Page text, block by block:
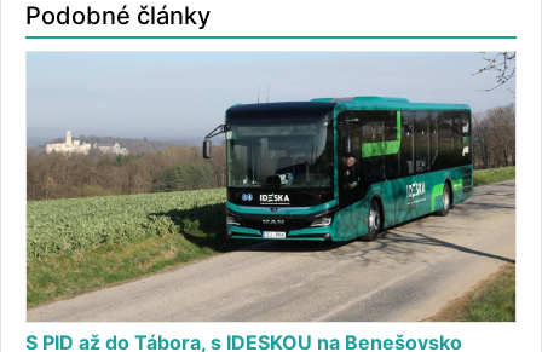
Podobné články
S PID až do Tábora, s IDESKOU na Benešovsko